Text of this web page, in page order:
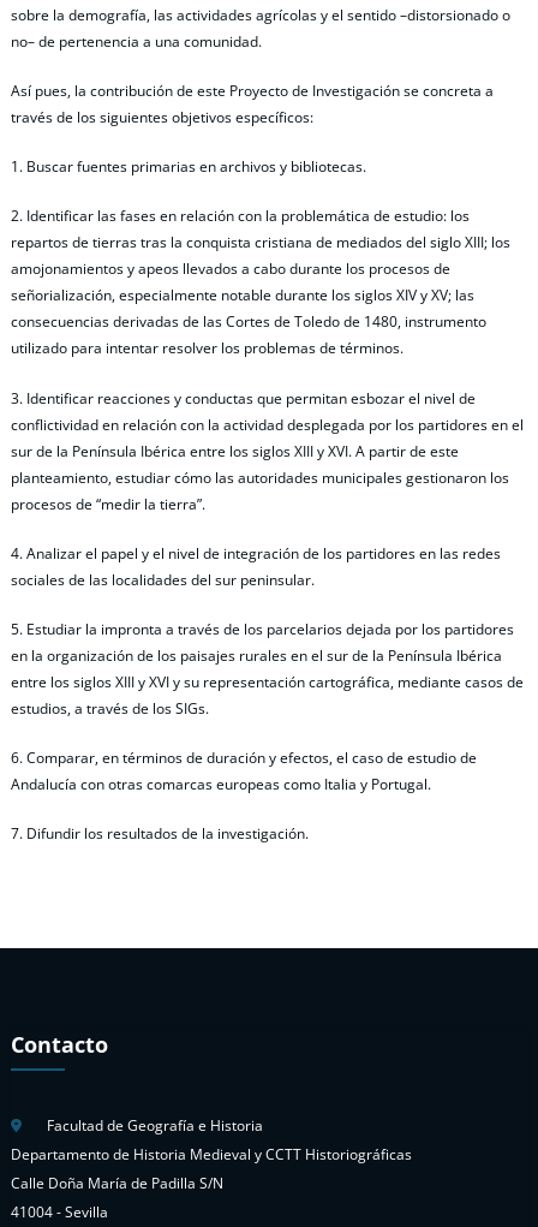
sobre la demografía, las actividades agrícolas y el sentido –distorsionado o
no– de pertenencia a una comunidad.
Así pues, la contribución de este Proyecto de Investigación se concreta a
través de los siguientes objetivos específicos:
1. Buscar fuentes primarias en archivos y bibliotecas.
2. Identificar las fases en relación con la problemática de estudio: los
repartos de tierras tras la conquista cristiana de mediados del siglo XIII; los
amojonamientos y apeos llevados a cabo durante los procesos de
señorialización, especialmente notable durante los siglos XIV y XV; las
consecuencias derivadas de las Cortes de Toledo de 1480, instrumento
utilizado para intentar resolver los problemas de términos.
3. Identificar reacciones y conductas que permitan esbozar el nivel de
conflictividad en relación con la actividad desplegada por los partidores en el
sur de la Península Ibérica entre los siglos XIII y XVI. A partir de este
planteamiento, estudiar cómo las autoridades municipales gestionaron los
procesos de “medir la tierra”.
4. Analizar el papel y el nivel de integración de los partidores en las redes
sociales de las localidades del sur peninsular.
5. Estudiar la impronta a través de los parcelarios dejada por los partidores
en la organización de los paisajes rurales en el sur de la Península Ibérica
entre los siglos XIII y XVI y su representación cartográfica, mediante casos de
estudios, a través de los SIGs.
6. Comparar, en términos de duración y efectos, el caso de estudio de
Andalucía con otras comarcas europeas como Italia y Portugal.
7. Difundir los resultados de la investigación.
Contacto
Facultad de Geografía e Historia
Departamento de Historia Medieval y CCTT Historiográficas
Calle Doña María de Padilla S/N
41004 - Sevilla